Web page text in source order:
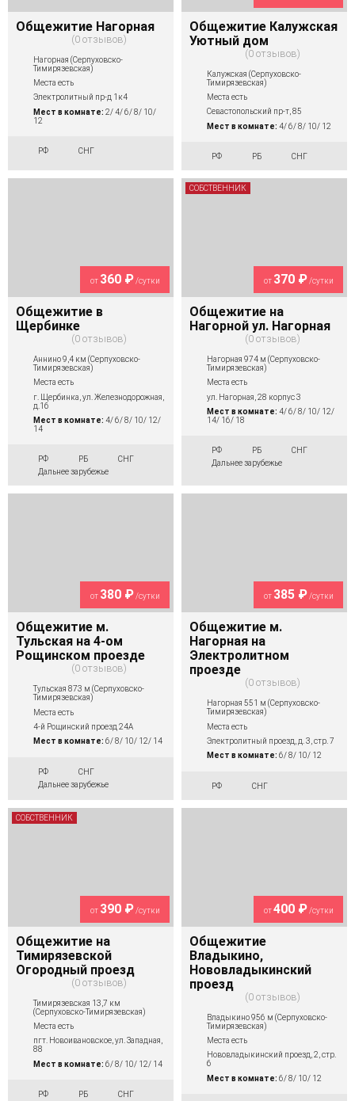
Общежитие Нагорная
0 отзывов
Нагорная (Серпуховско-
Тимирязевская)
Места есть
Электролитный пр-д 1к4
Мест в комнате: 2/ 4/ 6/ 8/ 10/
12
РФ СНГ
Общежитие Калужская
Уютный дом
0 отзывов
Калужская (Серпуховско-
Тимирязевская)
Места есть
Севастопольский пр-т, 85
Мест в комнате: 4/ 6/ 8/ 10/ 12
РФ РБ СНГ
от 360 ₽/сутки
Общежитие в
Щербинке
0 отзывов
Аннино 9,4 км (Серпуховско-
Тимирязевская)
Места есть
г. Щербинка, ул. Железнодорожная,
д.16
Мест в комнате: 4/ 6/ 8/ 10/ 12/
14
РФ РБ
СНГ
Дальнее зарубежье
от 370 ₽/сутки
Общежитие на
Нагорной ул. Нагорная
0 отзывов
Нагорная 974 м (Серпуховско-
Тимирязевская)
Места есть
ул. Нагорная, 28 корпус 3
Мест в комнате: 4/ 6/ 8/ 10/ 12/
14/ 16/ 18
РФ РБ
СНГ
Дальнее зарубежье
СОБСТВЕННИК
от 380 ₽/сутки
Общежитие м.
Тульская на 4-ом
Рощинском проезде
0 отзывов
Тульская 873 м (Серпуховско-
Тимирязевская)
Места есть
4-й Рощинский проезд 24А
Мест в комнате: 6/ 8/ 10/ 12/ 14
РФ
СНГ
Дальнее зарубежье
от 385 ₽/сутки
Общежитие м.
Нагорная на
Электролитном
проезде
0 отзывов
Нагорная 551 м (Серпуховско-
Тимирязевская)
Места есть
Электролитный проезд, д. 3, стр. 7
Мест в комнате: 6/ 8/ 10/ 12
РФ СНГ
от 390 ₽/сутки
Общежитие на
Тимирязевской
Огородный проезд
0 отзывов
Тимирязевская 13,7 км
(Серпуховско-Тимирязевская)
Места есть
пгт. Новоивановское, ул. Западная,
88
Мест в комнате: 6/ 8/ 10/ 12/ 14
РФ РБ
СНГ
СОБСТВЕННИК
от400 ₽/сутки
Общежитие
Владыкино,
Нововладыкинский
проезд
0 отзывов
Владыкино 956 м (Серпуховско-
Тимирязевская)
Места есть
Нововладыкинский проезд, 2, стр.
6
Мест в комнате: 6/ 8/ 10/ 12